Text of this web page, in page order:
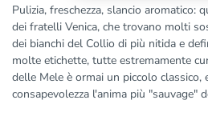
Pulizia, freschezza, slancio aromatico:
dei fratelli Venica, che trovano molti
dei bianchi del Collio di più nitida e
molte etichette, tutte estremamente
delle Mele è ormai un piccolo classico,
consapevolezza l'anima più "sauvage"